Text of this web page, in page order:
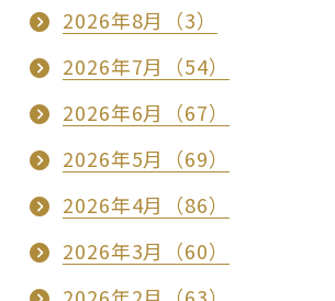
2026年8月（3）
2026年7月（54）
2026年6月（67）
2026年5月（69）
2026年4月（86）
2026年3月（60）